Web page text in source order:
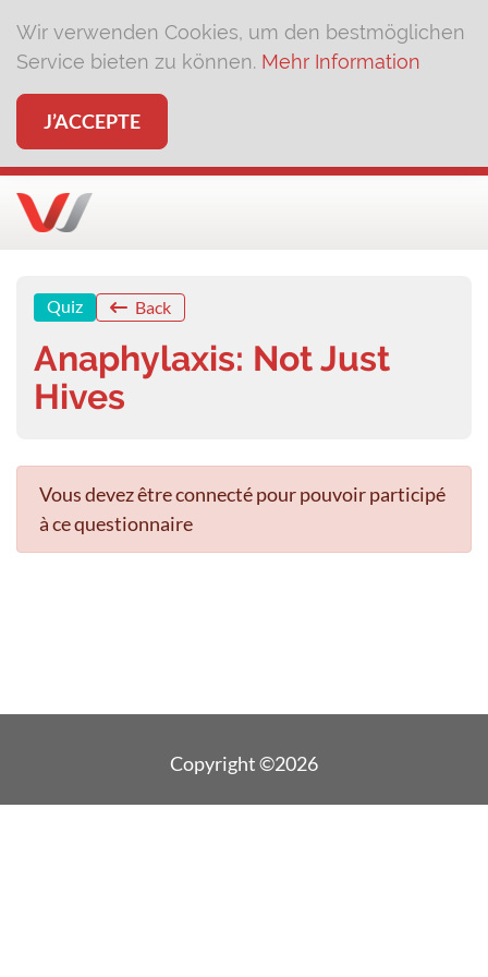
Wir verwenden Cookies, um den bestmöglichen
Service bieten zu können. Mehr Information
J’ACCEPTE
Quiz Back
Anaphylaxis: Not Just
Hives
Vous devez être connecté pour pouvoir participé
à ce questionnaire
Copyright ©2026